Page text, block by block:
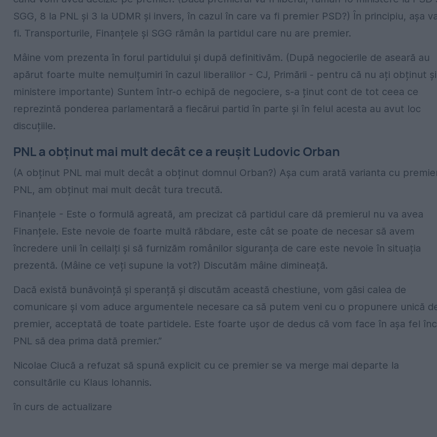
SGG, 8 la PNL și 3 la UDMR și invers, în cazul în care va fi premier PSD?) În principiu, așa
fi. Transporturile, Finanțele și SGG rămân la partidul care nu are premier.
Mâine vom prezenta în forul partidului și după definitivăm. (După negocierile de aseară au
apărut foarte multe nemulțumiri în cazul liberalilor - CJ, Primării - pentru că nu ați obținut și
ministere importante) Suntem într-o echipă de negociere, s-a ținut cont de tot ceea ce
reprezintă ponderea parlamentară a fiecărui partid în parte și în felul acesta au avut loc
discuțiile.
PNL a obținut mai mult decât ce a reușit Ludovic Orban
(A obținut PNL mai mult decât a obținut domnul Orban?) Așa cum arată varianta cu
PNL, am obținut mai mult decât tura trecută.
Finanțele - Este o formulă agreată, am precizat că partidul care dă premierul nu va avea
Finanțele. Este nevoie de foarte multă răbdare, este cât se poate de necesar să avem
încredere unii în ceilalți și să furnizăm românilor siguranța de care este nevoie în situația
prezentă. (Mâine ce veți supune la vot?) Discutăm mâine dimineață.
Dacă există bunăvoință și speranță și discutăm această chestiune, vom găsi calea de
comunicare și vom aduce argumentele necesare ca să putem veni cu o propunere unică
premier, acceptată de toate partidele. Este foarte ușor de dedus că vom face în așa fel
PNL să dea prima dată premier.”
Nicolae Ciucă a refuzat să spună explicit cu ce premier se va merge mai departe la
consultările cu Klaus Iohannis.
în curs de actualizare